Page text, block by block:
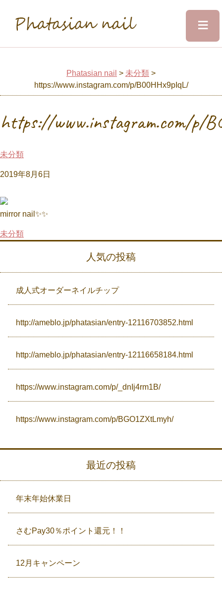
≡
Campaign
Access
Phatasian nail > 未分類 >
https://www.instagram.com/p/B00HHx9pIqL/
https://www.instagram.com/p/
未分類
2019年8月6日
mirror nail✨✨
未分類
人気の投稿
成人式オーダーネイルチップ
http://ameblo.jp/phatasian/entry-12116703852.html
http://ameblo.jp/phatasian/entry-12116658184.html
https://www.instagram.com/p/_dnIj4rm1B/
https://www.instagram.com/p/BGO1ZXtLmyh/
最近の投稿
年末年始休業日
さむPay30％ポイント還元！！
12月キャンペーン